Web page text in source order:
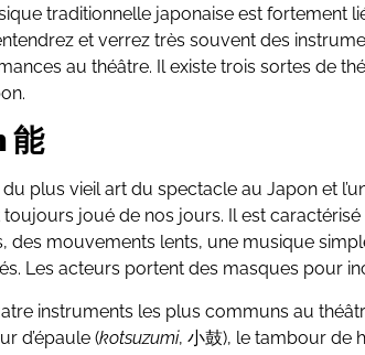
traditionnelle japonaise est fortement
et verrez très souvent des
au théâtre. Il existe trois sortes de
能
du plus vieil art du spectacle au Japon et
toujours joué de nos jours. Il est
des mouvements lents, une musique
Les acteurs portent des masques pour
instruments les plus communs au
d’épaule (kotsuzumi,小鼓), le tambour de